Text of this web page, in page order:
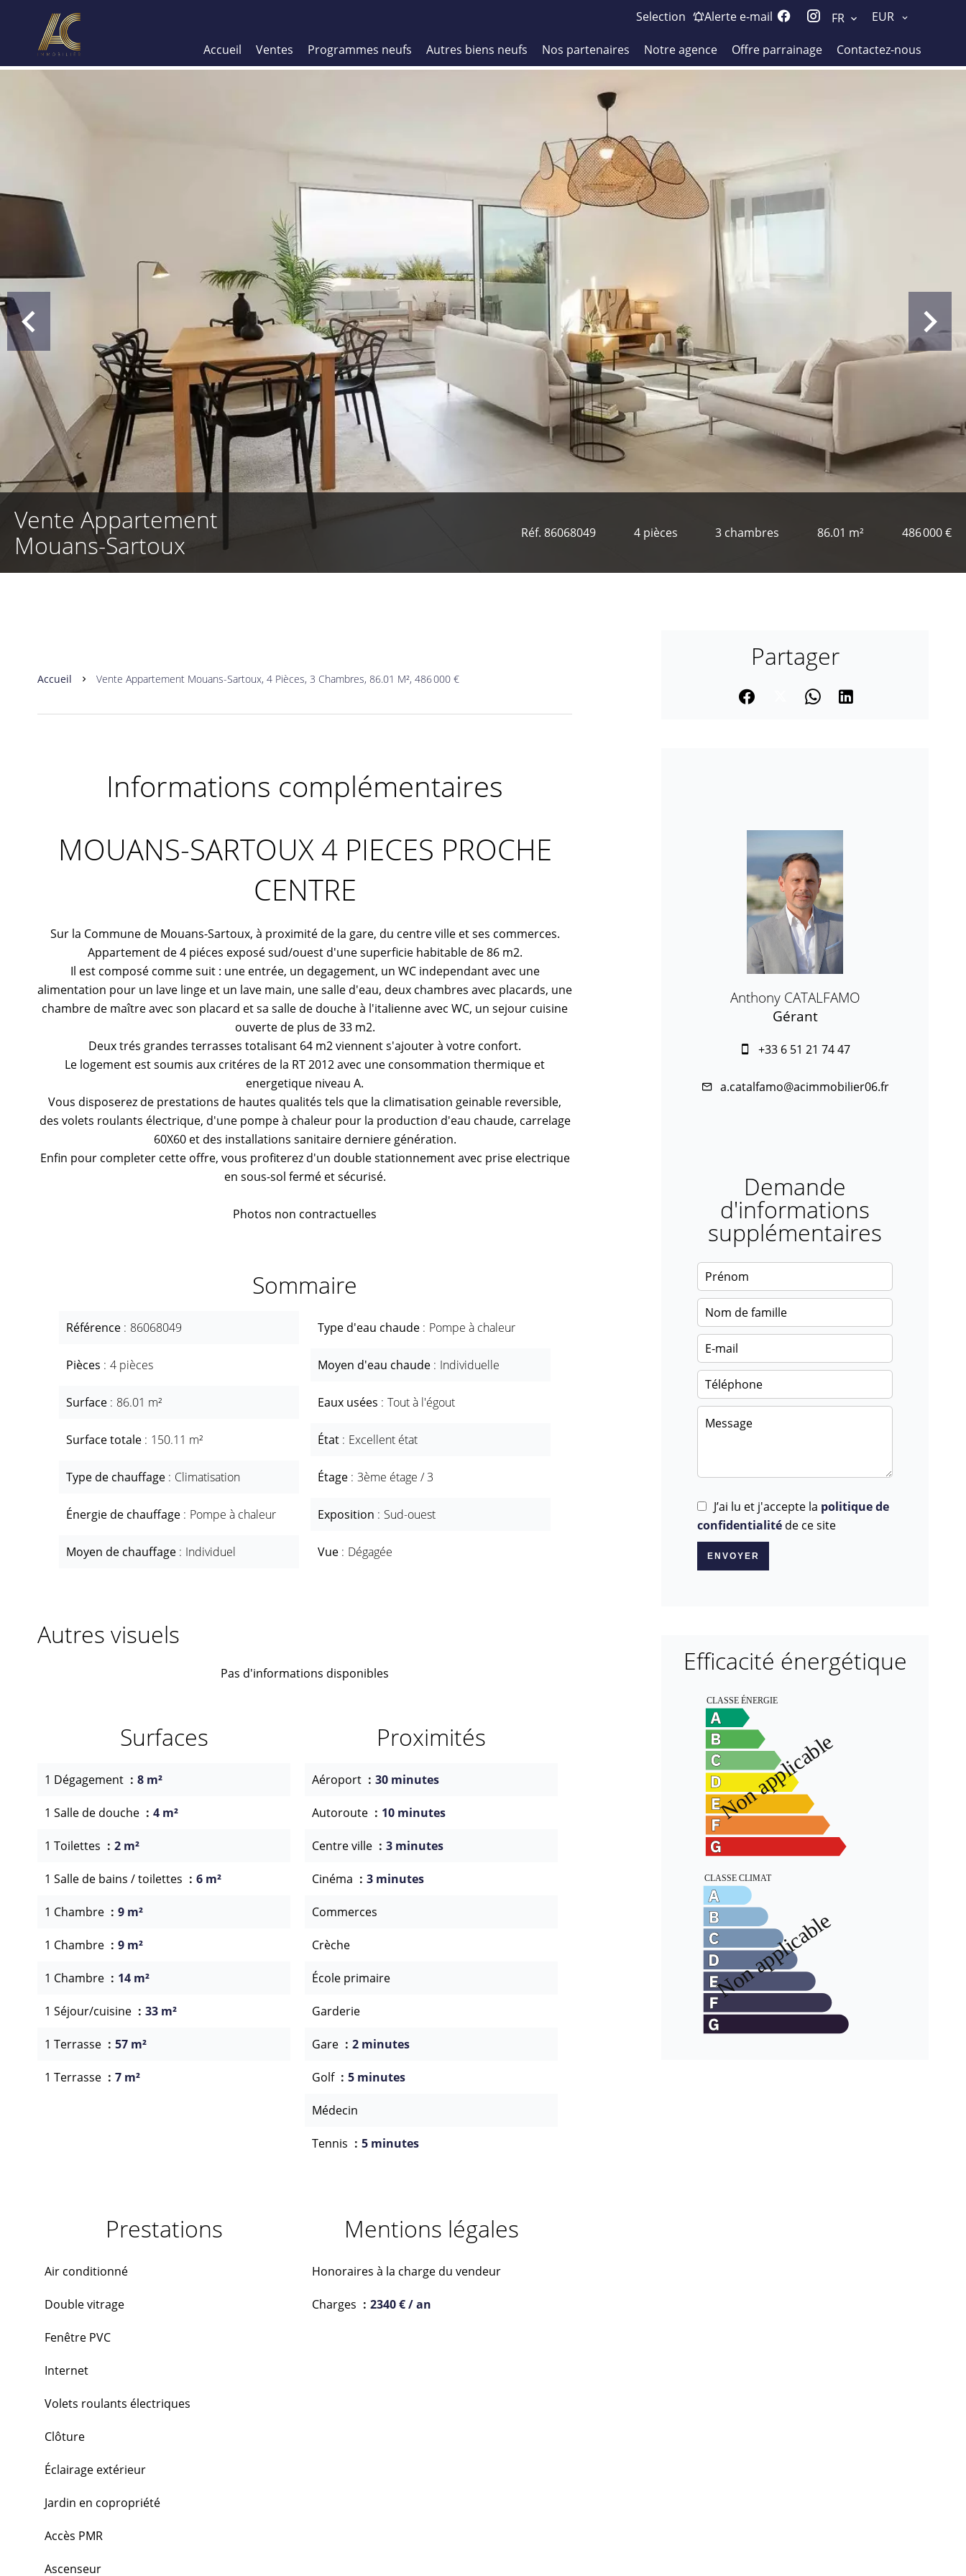
Selection Alerte e-mail FR EUR
Accueil Ventes Programmes neufs Autres biens neufs Nos partenaires Notre agence Offre parrainage Contactez-nous
Vente Appartement
Mouans-Sartoux
Réf. 86068049 4 pièces 3 chambres 86.01 m² 486 000 €
Accueil Vente Appartement Mouans-Sartoux, 4 Pièces, 3 Chambres, 86.01 M², 486 000 €
Informations complémentaires
MOUANS-SARTOUX 4 PIECES PROCHE
CENTRE
Sur la Commune de Mouans-Sartoux, à proximité de la gare, du centre ville et ses commerces.
Appartement de 4 piéces exposé sud/ouest d'une superficie habitable de 86 m2.
Il est composé comme suit : une entrée, un degagement, un WC independant avec une
alimentation pour un lave linge et un lave main, une salle d'eau, deux chambres avec placards, une
chambre de maître avec son placard et sa salle de douche à l'italienne avec WC, un sejour cuisine
ouverte de plus de 33 m2.
Deux trés grandes terrasses totalisant 64 m2 viennent s'ajouter à votre confort.
Le logement est soumis aux critéres de la RT 2012 avec une consommation thermique et
energetique niveau A.
Vous disposerez de prestations de hautes qualités tels que la climatisation geinable reversible,
des volets roulants électrique, d'une pompe à chaleur pour la production d'eau chaude, carrelage
60X60 et des installations sanitaire derniere génération.
Enfin pour completer cette offre, vous profiterez d'un double stationnement avec prise electrique
en sous-sol fermé et sécurisé.
Photos non contractuelles
Sommaire
Référence 86068049
Pièces 4 pièces
Surface 86.01 m²
Surface totale 150.11 m²
Type de chauffage Climatisation
Énergie de chauffage Pompe à chaleur
Moyen de chauffage Individuel
Type d'eau chaude Pompe à chaleur
Moyen d'eau chaude Individuelle
Eaux usées Tout à l'égout
État Excellent état
Étage 3ème étage / 3
Exposition Sud-ouest
Vue Dégagée
Autres visuels
Pas d'informations disponibles
Surfaces
1 Dégagement 8 m²
1 Salle de douche 4 m²
1 Toilettes 2 m²
1 Salle de bains / toilettes 6 m²
1 Chambre 9 m²
1 Chambre 9 m²
1 Chambre 14 m²
1 Séjour/cuisine 33 m²
1 Terrasse 57 m²
1 Terrasse 7 m²
Proximités
Aéroport 30 minutes
Autoroute 10 minutes
Centre ville 3 minutes
Cinéma 3 minutes
Commerces
Crèche
École primaire
Garderie
Gare 2 minutes
Golf 5 minutes
Médecin
Tennis 5 minutes
Prestations
Air conditionné
Double vitrage
Fenêtre PVC
Internet
Volets roulants électriques
Clôture
Éclairage extérieur
Jardin en copropriété
Accès PMR
Ascenseur
Mentions légales
Honoraires à la charge du vendeur
Charges 2340 € / an
Partager
Anthony CATALFAMO
Gérant
+33 6 51 21 74 47
a.catalfamo@acimmobilier06.fr
Demande
d'informations
supplémentaires
J’ai lu et j'accepte la politique de
confidentialité de ce site
ENVOYER
Efficacité énergétique